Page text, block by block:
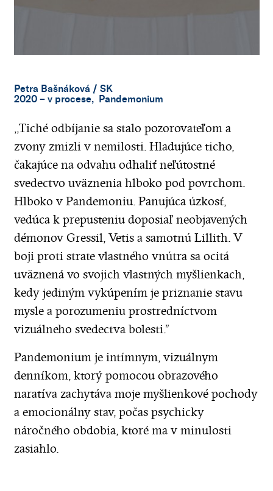
Petra Bašnáková / SK
2020 – v procese, Pandemonium
,,Tiché odbíjanie sa stalo pozorovateľom a
zvony zmizli v nemilosti. Hladujúce ticho,
čakajúce na odvahu odhaliť neľútostné
svedectvo uväznenia hlboko pod povrchom.
Hlboko v Pandemoniu. Panujúca úzkosť,
vedúca k prepusteniu doposiaľ neobjavených
démonov Gressil, Vetis a samotnú Lillith. V
boji proti strate vlastného vnútra sa ocitá
uväznená vo svojich vlastných myšlienkach,
kedy jediným vykúpením je priznanie stavu
mysle a porozumeniu prostredníctvom
vizuálneho svedectva bolesti.”
Pandemonium je intímnym, vizuálnym
denníkom, ktorý pomocou obrazového
naratíva zachytáva moje myšlienkové pochody
a emocionálny stav, počas psychicky
náročného obdobia, ktoré ma v minulosti
zasiahlo.